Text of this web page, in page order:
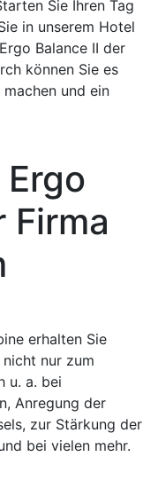
Sie Ihren Tag
in unserem Hotel
Balance II der
können Sie es
und ein
Firma
erhalten Sie
nur zum
u. a. bei
Anregung der
zur Stärkung der
bei vielen mehr.